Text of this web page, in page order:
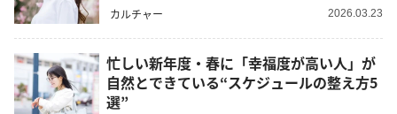
カルチャー 2026.03.23
忙しい新年度・春に「幸福度が高い人」が
自然とできている“スケジュールの整え方5
選”